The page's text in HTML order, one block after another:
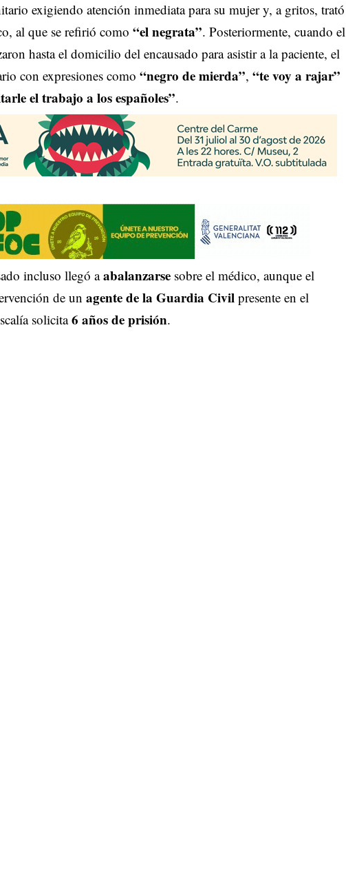
exigiendo atención inmediata para su mujer y, a gritos, trató
al que se refirió como“el negrata”. Posteriormente, cuando el
hasta el domicilio del encausado para asistir a la paciente, el
con expresiones como“negro de mierda”,“te voy a rajar”
el trabajo a los españoles”.
incluso llegó aabalanzarse sobre el médico, aunque el
de unagente de la Guardia Civil presente en el
solicita6 años de prisión.